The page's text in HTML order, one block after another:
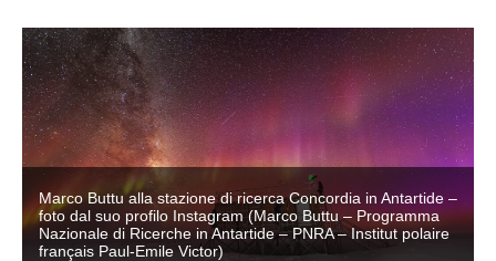
Marco Buttu alla stazione di ricerca Concordia in Antartide –
foto dal suo profilo Instagram (Marco Buttu – Programma
Nazionale di Ricerche in Antartide – PNRA – Institut polaire
français Paul-Emile Victor)